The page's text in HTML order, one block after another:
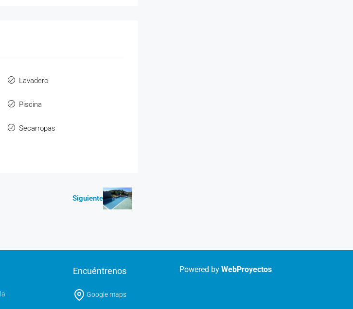
Lavadero
Piscina
Secarropas
Siguiente
Encuéntrenos
Google maps
Powered by WebProyectos